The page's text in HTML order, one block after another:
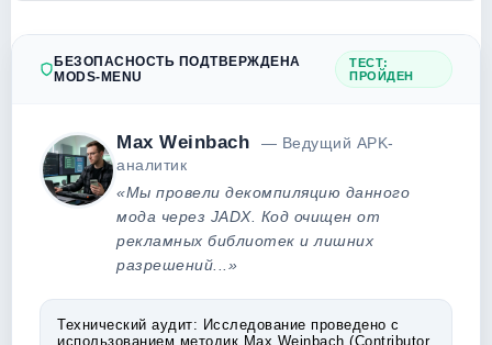
БЕЗОПАСНОСТЬ ПОДТВЕРЖДЕНА
MODS-MENU
ТЕСТ:
ПРОЙДЕН
Max Weinbach
— Ведущий APK-
аналитик
«Мы провели декомпиляцию данного
мода через JADX. Код очищен от
рекламных библиотек и лишних
разрешений...»
Технический аудит: Исследование проведено с
использованием методик Max Weinbach (Contributor